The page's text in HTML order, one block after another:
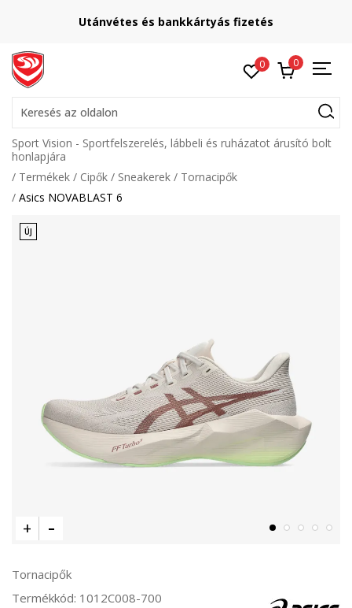
Utánvétes és bankkártyás fizetés
0 0
Keresés az oldalon
Sport Vision - Sportfelszerelés, lábbeli és ruházatot árusító bolt
honlapjára
Termékek
Cipők Sneakerek
Tornacipők
Asics NOVABLAST 6
ÚJ
Tornacipők
Termékkód: 1012C008-700